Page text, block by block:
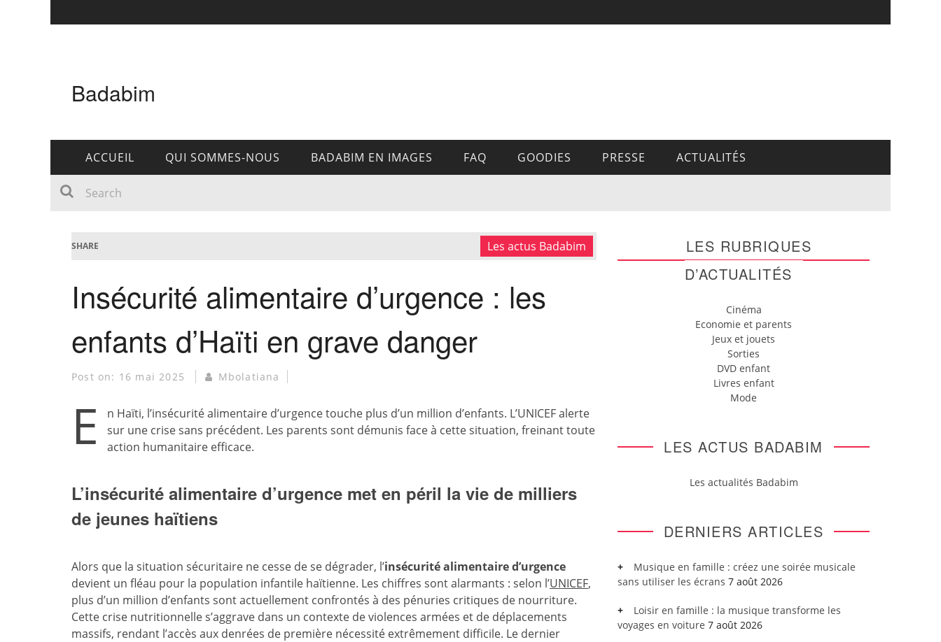
Badabim
ACCUEIL QUI SOMMES-NOUS BADABIM EN IMAGES FAQ GOODIES PRESSE ACTUALITÉS
SHARE Les actus Badabim
Insécurité alimentaire d’urgence : les
enfants d’Haïti en grave danger
Post on: 16 mai 2025 Mbolatiana
E
n Haïti, l’insécurité alimentaire d’urgence touche plus d’un million d’enfants. L’UNICEF alerte
sur une crise sans précédent. Les parents sont démunis face à cette situation, freinant toute
action humanitaire efficace.
L’insécurité alimentaire d’urgence met en péril la vie de milliers
de jeunes haïtiens
Alors que la situation sécuritaire ne cesse de se dégrader, l’insécurité alimentaire d’urgence
devient un fléau pour la population infantile haïtienne. Les chiffres sont alarmants : selon l’UNICEF,
plus d’un million d’enfants sont actuellement confrontés à des pénuries critiques de nourriture.
Cette crise nutritionnelle s’aggrave dans un contexte de violences armées et de déplacements
massifs, rendant l’accès aux denrées de première nécessité extrêmement difficile. Le dernier
LES RUBRIQUES
D’ACTUALITÉS
Cinéma
Economie et parents
Jeux et jouets
Sorties
DVD enfant
Livres enfant
Mode
LES ACTUS BADABIM
Les actualités Badabim
DERNIERS ARTICLES
Musique en famille : créez une soirée musicale
sans utiliser les écrans 7 août 2026
Loisir en famille : la musique transforme les
voyages en voiture 7 août 2026